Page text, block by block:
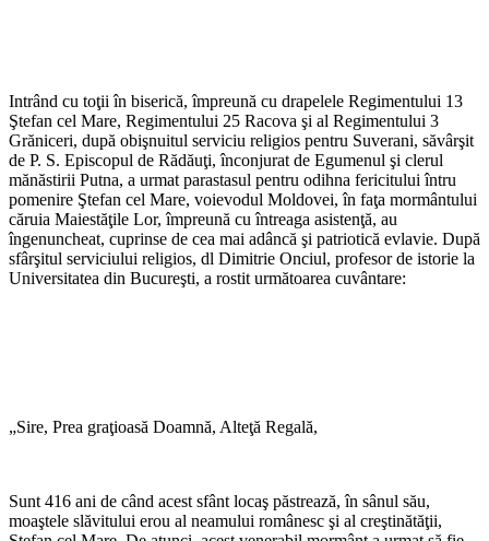
Intrând cu toţii în biserică, împreună cu drapelele Regimentului 13
Ştefan cel Mare, Regimentului 25 Racova şi al Regimentului 3
Grăniceri, după obişnuitul serviciu religios pentru Suverani, săvârşit
de P. S. Episcopul de Rădăuţi, înconjurat de Egumenul şi clerul
mănăstirii Putna, a urmat parastasul pentru odihna fericitului întru
pomenire Ştefan cel Mare, voievodul Moldovei, în faţa mormântului
căruia Maiestăţile Lor, împreună cu întreaga asistenţă, au
îngenuncheat, cuprinse de cea mai adâncă şi patriotică evlavie. După
sfârşitul serviciului religios, dl Dimitrie Onciul, profesor de istorie la
Universitatea din Bucureşti, a rostit următoarea cuvântare:
„Sire, Prea graţioasă Doamnă, Alteţă Regală,
Sunt 416 ani de când acest sfânt locaş păstrează, în sânul său,
moaştele slăvitului erou al neamului românesc şi al creştinătăţii,